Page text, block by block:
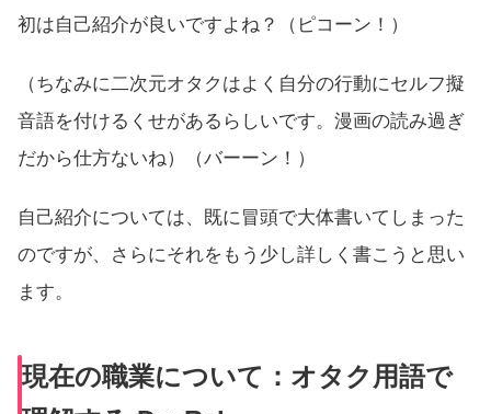
初は自己紹介が良いですよね？（ピコーン！）
（ちなみに二次元オタクはよく自分の行動にセルフ擬
音語を付けるくせがあるらしいです。漫画の読み過ぎ
だから仕方ないね）（バーーン！）
自己紹介については、既に冒頭で大体書いてしまった
のですが、さらにそれをもう少し詳しく書こうと思い
ます。
現在の職業について：オタク用語で